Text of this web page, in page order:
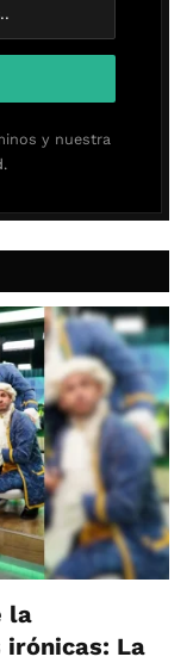
y nuestra
la
irónicas: La